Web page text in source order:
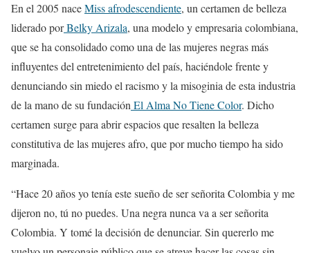
En el 2005 naceMiss afrodescendiente, un certamen de belleza
liderado porBelky Arizala, una modelo y empresaria colombiana,
que se ha consolidado como una de las mujeres negras más
influyentes del entretenimiento del país, haciéndole frente y
denunciando sin miedo el racismo y la misoginia de esta industria
de la mano de su fundación El Alma No Tiene Color. Dicho
certamen surge para abrir espacios que resalten la belleza
constitutiva de las mujeres afro, que por mucho tiempo ha sido
marginada.
“Hace 20 años yo tenía este sueño de ser señorita Colombia y me
dijeron no, tú no puedes. Una negra nunca va a ser señorita
Colombia. Y tomé la decisión de denunciar. Sin quererlo me